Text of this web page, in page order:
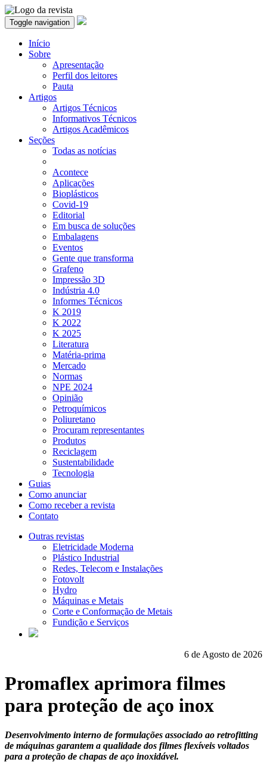
Toggle navigation
Início
Sobre
Apresentação
Perfil dos leitores
Pauta
Artigos
Artigos Técnicos
Informativos Técnicos
Artigos Acadêmicos
Seções
Todas as notícias
Acontece
Aplicações
Bioplásticos
Covid-19
Editorial
Em busca de soluções
Embalagens
Eventos
Gente que transforma
Grafeno
Impressão 3D
Indústria 4.0
Informes Técnicos
K 2019
K 2022
K 2025
Literatura
Matéria-prima
Mercado
Normas
NPE 2024
Opinião
Petroquímicos
Poliuretano
Procuram representantes
Produtos
Reciclagem
Sustentabilidade
Tecnologia
Guias
Como anunciar
Como receber a revista
Contato
Outras revistas
Eletricidade Moderna
Plástico Industrial
Redes, Telecom e Instalações
Fotovolt
Hydro
Máquinas e Metais
Corte e Conformação de Metais
Fundição e Serviços
6 de Agosto de 2026
Promaflex aprimora filmes
para proteção de aço inox
Desenvolvimento interno de formulações associado ao retrofitting
de máquinas garantem a qualidade dos filmes flexíveis voltados
para a proteção de chapas de aço inoxidável.